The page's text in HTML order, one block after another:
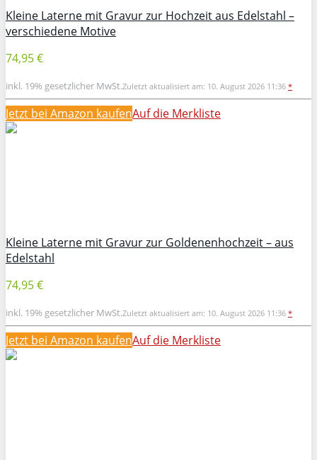
Kleine Laterne mit Gravur zur Hochzeit aus Edelstahl –
verschiedene Motive
74,95 €
inkl. 19% gesetzlicher MwSt.Zuletzt aktualisiert am: 10. August 2026 11:36 *
Jetzt bei Amazon kaufenAuf die Merkliste
Kleine Laterne mit Gravur zur Goldenenhochzeit – aus
Edelstahl
74,95 €
inkl. 19% gesetzlicher MwSt.Zuletzt aktualisiert am: 10. August 2026 11:36 *
Jetzt bei Amazon kaufenAuf die Merkliste